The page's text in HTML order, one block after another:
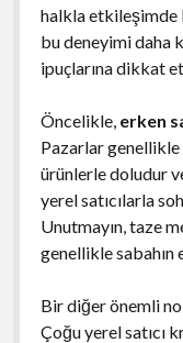
halkla etkileşimde
bu deneyimi daha
ipuçlarına dikkat
Öncelikle, erken
Pazarlar
ürünlerle doludur
yerel satıcılarla
Unutmayın, taze
genellikle sabahın
Bir diğer önemli
Çoğu yerel satıcı